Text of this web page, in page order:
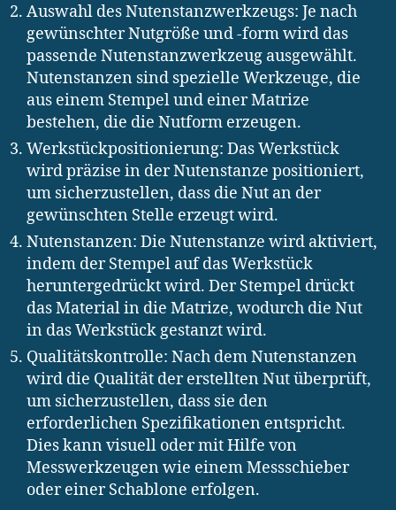
Auswahl des Nutenstanzwerkzeugs: Je nach
gewünschter Nutgröße und -form wird das
passende Nutenstanzwerkzeug ausgewählt.
Nutenstanzen sind spezielle Werkzeuge, die
aus einem Stempel und einer Matrize
bestehen, die die Nutform erzeugen.
Werkstückpositionierung: Das Werkstück
wird präzise in der Nutenstanze positioniert,
um sicherzustellen, dass die Nut an der
gewünschten Stelle erzeugt wird.
Nutenstanzen: Die Nutenstanze wird aktiviert,
indem der Stempel auf das Werkstück
heruntergedrückt wird. Der Stempel drückt
das Material in die Matrize, wodurch die Nut
in das Werkstück gestanzt wird.
Qualitätskontrolle: Nach dem Nutenstanzen
wird die Qualität der erstellten Nut überprüft,
um sicherzustellen, dass sie den
erforderlichen Spezifikationen entspricht.
Dies kann visuell oder mit Hilfe von
Messwerkzeugen wie einem Messschieber
oder einer Schablone erfolgen.